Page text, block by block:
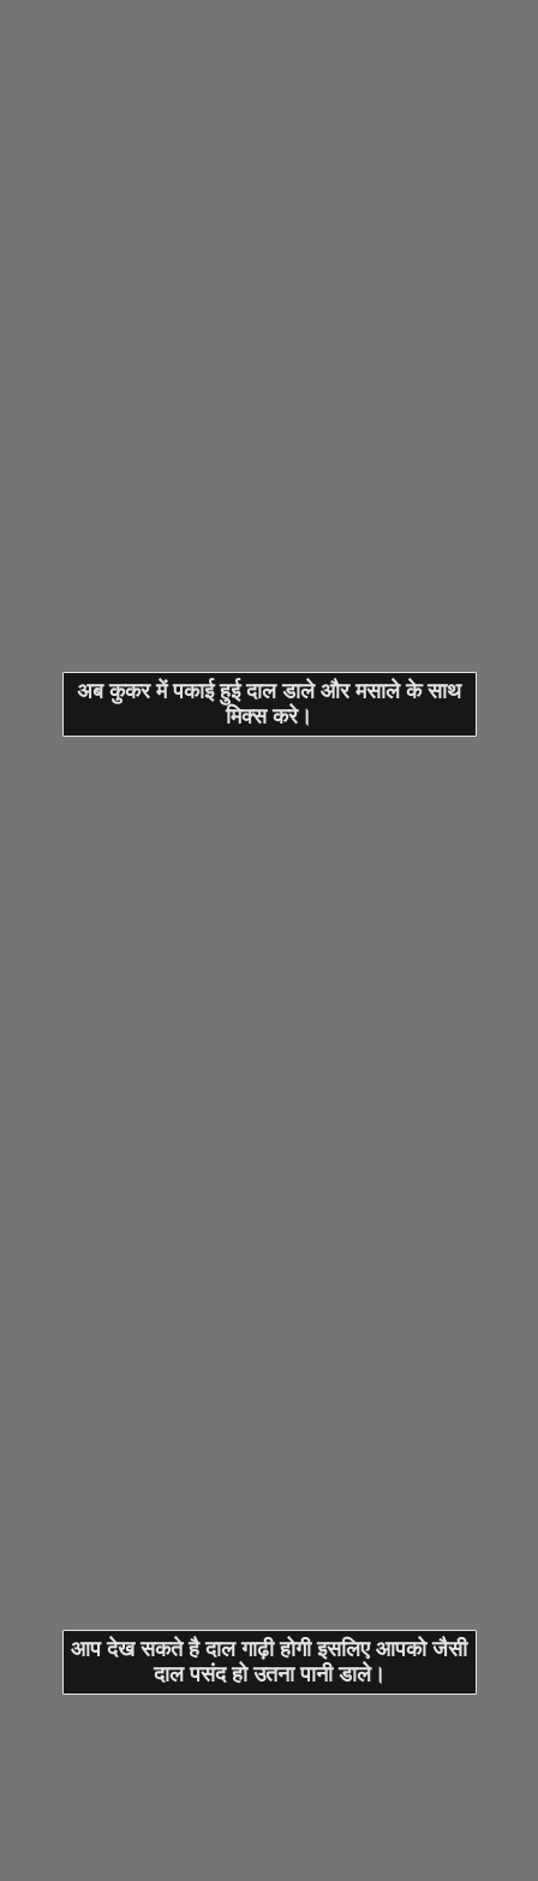
अब कुकर में पकाई हुई दाल डाले और मसाले के साथ
मिक्स करे।
आप देख सकते है दाल गाढ़ी होगी इसलिए आपको जैसी
दाल पसंद हो उतना पानी डाले।